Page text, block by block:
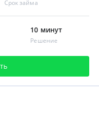
Срок займа
10 минут
Решение